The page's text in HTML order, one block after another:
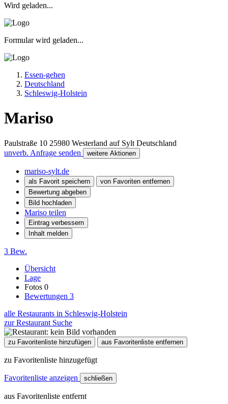
Wird geladen...
Formular wird geladen...
Essen-gehen
Deutschland
Schleswig-Holstein
Mariso
Paulstraße 10 25980 Westerland auf Sylt Deutschland
unverb. Anfrage senden
weitere Aktionen
mariso-sylt.de
als Favorit speichern
von Favoriten entfernen
Bewertung abgeben
Bild hochladen
Mariso teilen
Eintrag verbessern
Inhalt melden
3 Bew.
Übersicht
Lage
Fotos 0
Bewertungen 3
alle Restaurants in Schleswig-Holstein
zur Restaurant Suche
zu Favoritenliste hinzufügen aus Favoritenliste entfernen
zu Favoritenliste hinzugefügt
Favoritenliste anzeigen schließen
aus Favoritenliste entfernt